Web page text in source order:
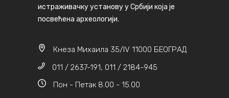
истраживачку установу у Србији која је
посвећена археологији.
Кнеза Михаила 35/IV 11000 БЕОГРАД
011 / 2637-191, 011 / 2184-945
Пон - Петак 8.00 - 15.00